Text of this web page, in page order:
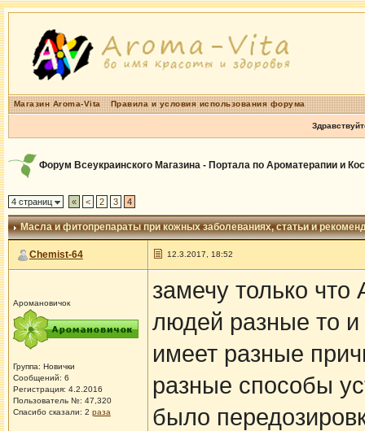
Магазин Aroma-Vita Правила и условия использования форума
Форум Всеукраинского Магазина - Портала по Ароматерапии и
4 страниц « < 2 3 4
Масла и фитопрепараты при кожных заболеваниях, статьи и
Chemist-64 12.3.2017, 18:52
Аромановичок
Группа: Новички
Сообщений: 6
Регистрация: 4.2.2016
Пользователь №: 47,320
Спасибо сказали: 2 раза
замечу только что
людей разные то
имеет разные
разные способы
было